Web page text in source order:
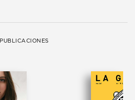
PUBLICACIONES